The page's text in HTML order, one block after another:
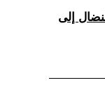
إلى